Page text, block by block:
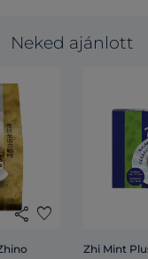
Neked ajánlott
share favorite
Zhi Mint